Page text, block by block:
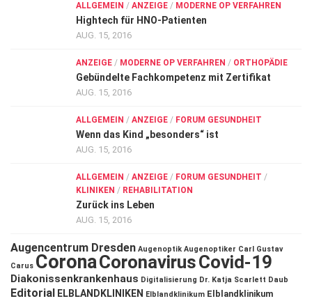
ALLGEMEIN / ANZEIGE / MODERNE OP VERFAHREN
Hightech für HNO-Patienten
AUG. 15, 2016
ANZEIGE / MODERNE OP VERFAHREN / ORTHOPÄDIE
Gebündelte Fachkompetenz mit Zertifikat
AUG. 15, 2016
ALLGEMEIN / ANZEIGE / FORUM GESUNDHEIT
Wenn das Kind „besonders“ ist
AUG. 15, 2016
ALLGEMEIN / ANZEIGE / FORUM GESUNDHEIT /
KLINIKEN / REHABILITATION
Zurück ins Leben
AUG. 15, 2016
Augencentrum Dresden Augenoptik Augenoptiker Carl Gustav
Carus CoronaCoronavirusCovid-19
Diakonissenkrankenhaus Digitalisierung Dr. Katja Scarlett Daub
Editorial ELBLANDKLINIKEN Elblandklinikum Elblandklinikum